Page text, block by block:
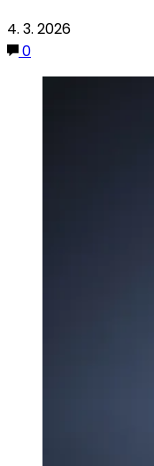
4. 3. 2026
0